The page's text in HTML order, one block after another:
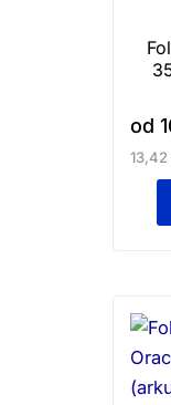
od
13,42